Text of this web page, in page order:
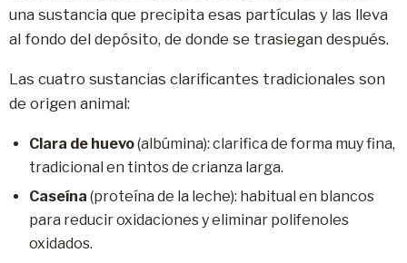
una sustancia que precipita esas partículas y las lleva
al fondo del depósito, de donde se trasiegan después.
Las cuatro sustancias clarificantes tradicionales son
de origen animal:
Clara de huevo(albúmina): clarifica de forma muy fina,
tradicional en tintos de crianza larga.
Caseína (proteína de la leche): habitual en blancos
para reducir oxidaciones y eliminar polifenoles
oxidados.